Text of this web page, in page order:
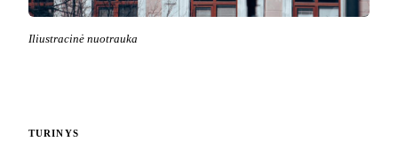
Iliustracinė nuotrauka
TURINYS